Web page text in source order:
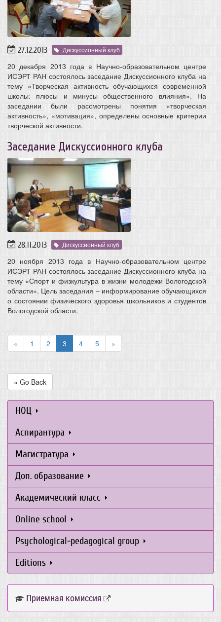
27.12.2013 Дискуссионный клуб
20 декабря 2013 года в Научно-образовательном центре
ИСЭРТ РАН состоялось заседание Дискуссионного клуба на
тему «Творческая активность обучающихся современной
школы: плюсы и минусы общественного влияния». На
заседании были рассмотрены понятия «творческая
активность», «мотивация», определены основные критерии
творческой активности.
Заседание Дискуссионного клуба
28.11.2013 Дискуссионный клуб
20 ноября 2013 года в Научно-образовательном центре
ИСЭРТ РАН состоялось заседание Дискуссионного клуба на
тему «Спорт и физкультура в жизни молодежи Вологодской
области». Цель заседания – информирование обучающихся
о состоянии физического здоровья школьников и студентов
Вологодской области.
« 1 2 3 4 5 »
« Go Back
НОЦ
Аспирантура
Магистратура
Доп. образование
Академический класс
Online school
Psychological-pedagogical group
Editions
Приемная комиссия